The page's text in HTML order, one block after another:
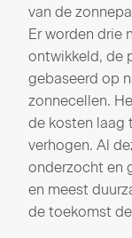
van de
Er worden drie
ontwikkeld, de
gebaseerd op
zonnecellen.
de kosten laag
verhogen. Al
onderzocht en
en meest
de toekomst